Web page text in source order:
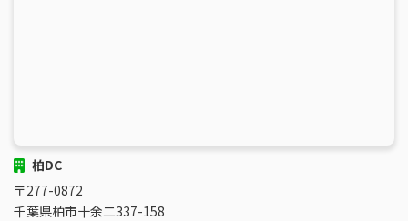
柏DC
〒277-0872
千葉県柏市十余二337-158